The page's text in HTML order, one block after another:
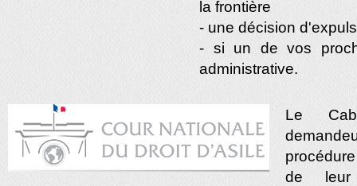
la frontière
- une décision
- si un de vos
administrative.
Le
de leur